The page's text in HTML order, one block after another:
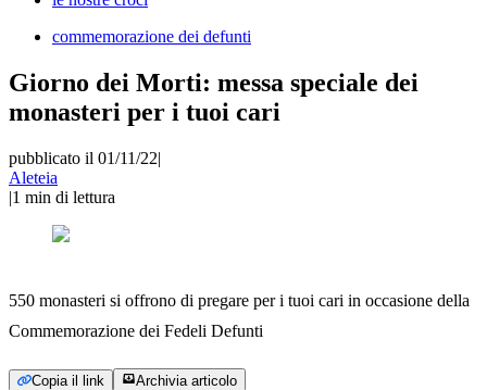
commemorazione dei defunti
Giorno dei Morti: messa speciale dei
monasteri per i tuoi cari
pubblicato il 01/11/22|
Aleteia
|1 min di lettura
550 monasteri si offrono di pregare per i tuoi cari in occasione della
Commemorazione dei Fedeli Defunti
Copia il link Archivia articolo